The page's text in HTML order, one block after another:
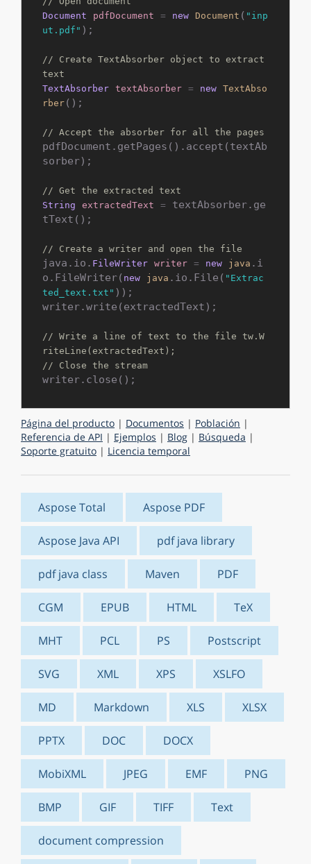
Document
pdfDocument = new Document ( "inp
ut.pdf" );
// Create TextAbsorber object to extract
text
TextAbsorber textAbsorber = new TextAbso
rber ();
// Accept the absorber for all the pages
pdfDocument.getPages().accept(textAb
sorber);
// Get the extracted text
String
extractedText =
textAbsorber.ge
tText();
// Create a writer and open the file
java.io. FileWriter writer = new java .i
o.FileWriter( new java .io.File( "Extrac
ted_text.txt" ));
writer.write(extractedText);
// Write a line of text to the file tw.W
riteLine(extractedText);
// Close the stream
Página del producto | Documentos | Población |
Referencia de API | Ejemplos | Blog | Búsqueda |
Soporte gratuito | Licencia temporal
Aspose Total Aspose PDF
Aspose Java API pdf java library
pdf java class Maven PDF
CGM EPUB HTML TeX
MHT PCL PS Postscript
SVG XML XPS XSLFO
MD Markdown XLS XLSX
PPTX DOC DOCX
MobiXML JPEG EMF PNG
BMP GIF TIFF Text
document compression